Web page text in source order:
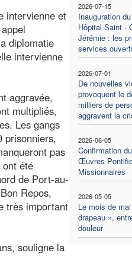
2026-07-15
Inauguration
Hôpital Saint -
Jérémie : les
services
2026-07-01
De nouvelles
provoquent le
milliers de
aggravent la
2026-06-05
Confirmation
Œuvres
Missionnaires
2026-05-05
Le mois de
drapeau »,
douleur
intervienne et
diplomatie
intervienne
aggravée,
multipliés,
Les gangs
prisonniers,
pas
ont été
de Port-au-
Repos,
très important
souligne la